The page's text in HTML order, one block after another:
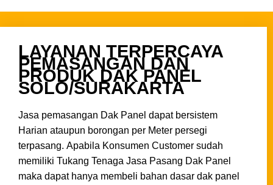
LAYANAN TERPERCAYA
PEMASANGAN DAN
PRODUK DAK PANEL
SOLO/SURAKARTA
Jasa pemasangan Dak Panel dapat bersistem
Harian ataupun borongan per Meter persegi
terpasang. Apabila Konsumen Customer sudah
memiliki Tukang Tenaga Jasa Pasang Dak Panel
maka dapat hanya membeli bahan dasar dak panel